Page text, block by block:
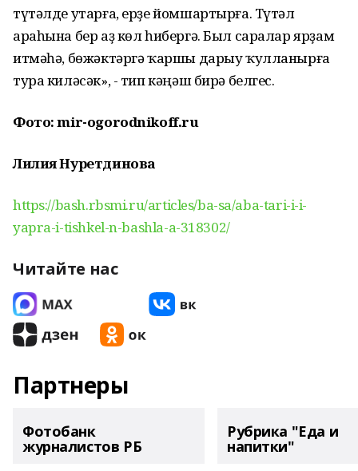
түтәлде утарға, ерҙе йомшартырға. Түтәл
араһына бер аҙ көл һибергә. Был саралар ярҙам
итмәһә, бөжәктәргә ҡаршы дарыу ҡулланырға
тура киләсәк»,- тип кәңәш бирә белгес.
Фото: mir-ogorodnikoff.ru
Лилия Нуретдинова
https://bash.rbsmi.ru/articles/ba-sa/aba-tari-i-i-
yapra-i-tishkel-n-bashla-a-318302/
Читайте нас
Партнеры
Фотобанк
журналистов РБ
Рубрика "Еда и
напитки"